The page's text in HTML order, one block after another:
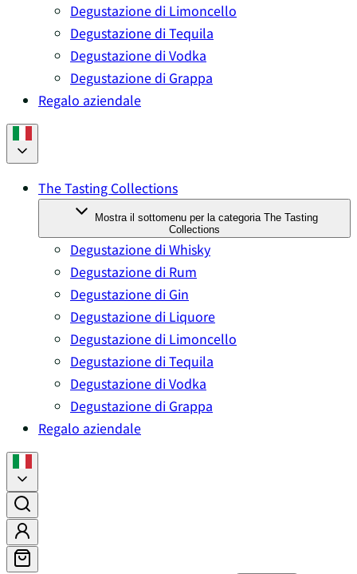
Degustazione di Limoncello
Degustazione di Tequila
Degustazione di Vodka
Degustazione di Grappa
Regalo aziendale
The Tasting Collections
Mostra il sottomenu per la categoria The Tasting
Collections
Degustazione di Whisky
Degustazione di Rum
Degustazione di Gin
Degustazione di Liquore
Degustazione di Limoncello
Degustazione di Tequila
Degustazione di Vodka
Degustazione di Grappa
Regalo aziendale